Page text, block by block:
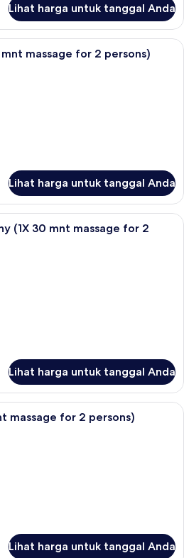
Lihat harga untuk tanggal Anda
Minibar, brankas, meja kerja, dan
massage for 2 persons)
Lihat harga untuk tanggal Anda
Minibar, brankas, meja kerja, dan
(1X 30 mnt massage for 2
Lihat harga untuk tanggal Anda
Minibar, brankas, meja kerja, dan
massage for 2 persons)
Lihat harga untuk tanggal Anda